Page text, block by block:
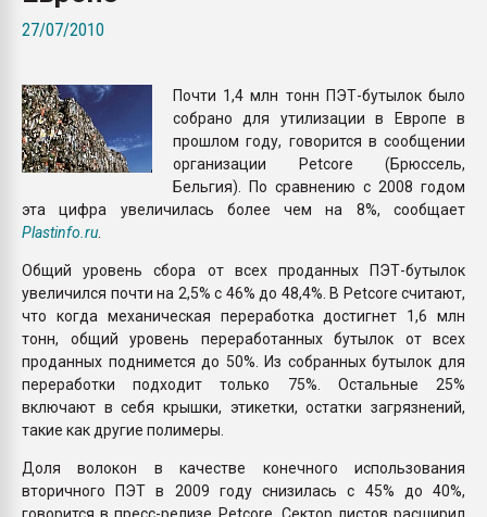
ПЕРЕЙТИ НА
27/07/2010
Почти 1,4 млн тонн ПЭТ-бутылок было
собрано для утилизации в Европе в
прошлом году, говорится в сообщении
организации Petcore (Брюссель,
Бельгия). По сравнению с 2008 годом
эта цифра увеличилась более чем на 8%, сообщает
Plastinfo.ru
Общий уровень сбора от всех проданных ПЭТ-бутылок
увеличился почти на 2,5% с 46% до 48,4%. В Petcore считают,
что когда механическая переработка достигнет 1,6 млн
тонн, общий уровень переработанных бутылок от всех
проданных поднимется до 50%. Из собранных бутылок для
переработки подходит только 75%. Остальные 25%
включают в себя крышки, этикетки, остатки загрязнений,
такие как другие полимеры.
Доля волокон в качестве конечного использования
вторичного ПЭТ в 2009 году снизилась с 45% до 40%,
говорится в пресс-релизе Petcore. Сектор листов расширил